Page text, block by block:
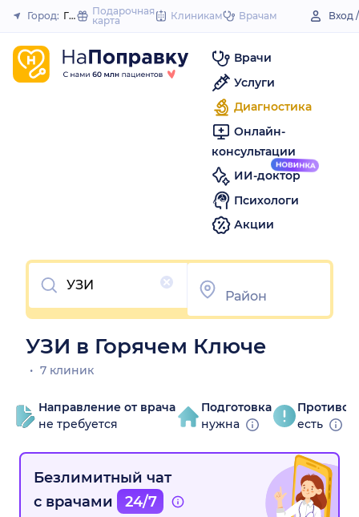
to
Закрыть
Город: Горячий Ключ
Подарочная
карта
Клиникам Врачам Вход
Врачи
Услуги
Диагностика
Онлайн-
консультации
ИИ-доктор
Психологи
Акции
Очистить
УЗИ в Горячем Ключе
7 клиник
Направление от врача
не требуется
Подготовка
нужна
есть
Безлимитный чат
с врачами
24/7